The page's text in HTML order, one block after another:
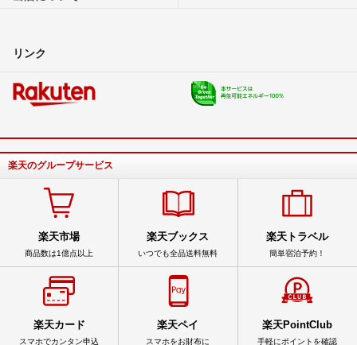
リンク
楽天のグループサービス
楽天市場
商品数は1億点以上
楽天ブックス
いつでも全品送料無料
楽天トラベル
簡単宿泊予約！
楽天カード
スマホでカンタン申込
楽天ペイ
スマホをお財布に
楽天PointClub
手軽にポイントを確認